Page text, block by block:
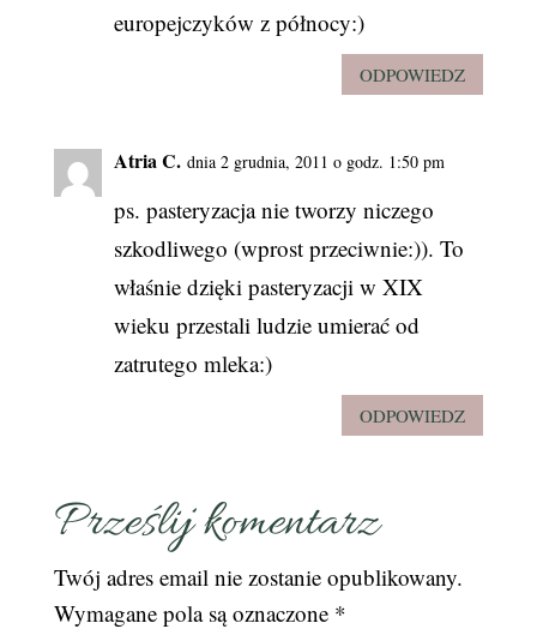
europejczyków z północy:)
ODPOWIEDZ
Atria C. dnia 2 grudnia, 2011 o godz. 1:50 pm
ps. pasteryzacja nie tworzy niczego
szkodliwego (wprost przeciwnie:)). To
właśnie dzięki pasteryzacji w XIX
wieku przestali ludzie umierać od
zatrutego mleka:)
ODPOWIEDZ
Prześlij komentarz
Twój adres email nie zostanie opublikowany.
Wymagane pola są oznaczone *